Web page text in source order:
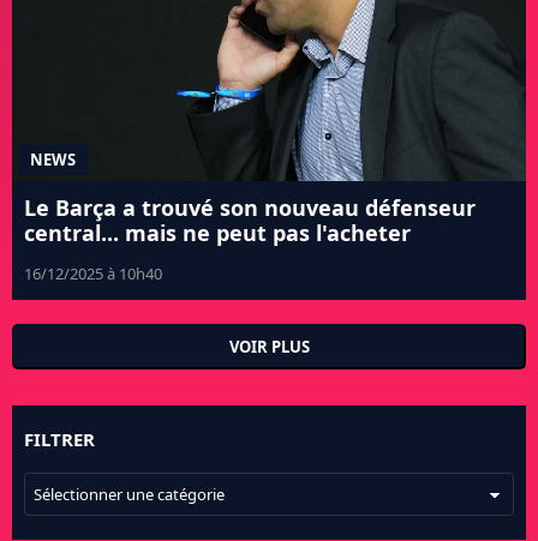
NEWS
Le Barça a trouvé son nouveau défenseur
central... mais ne peut pas l'acheter
16/12/2025 à 10h40
VOIR PLUS
FILTRER